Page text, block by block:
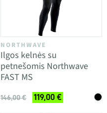
NORTHWAVE
Ilgos kelnės su
petnešomis Northwave
FAST MS
146,00 € 119,00 €